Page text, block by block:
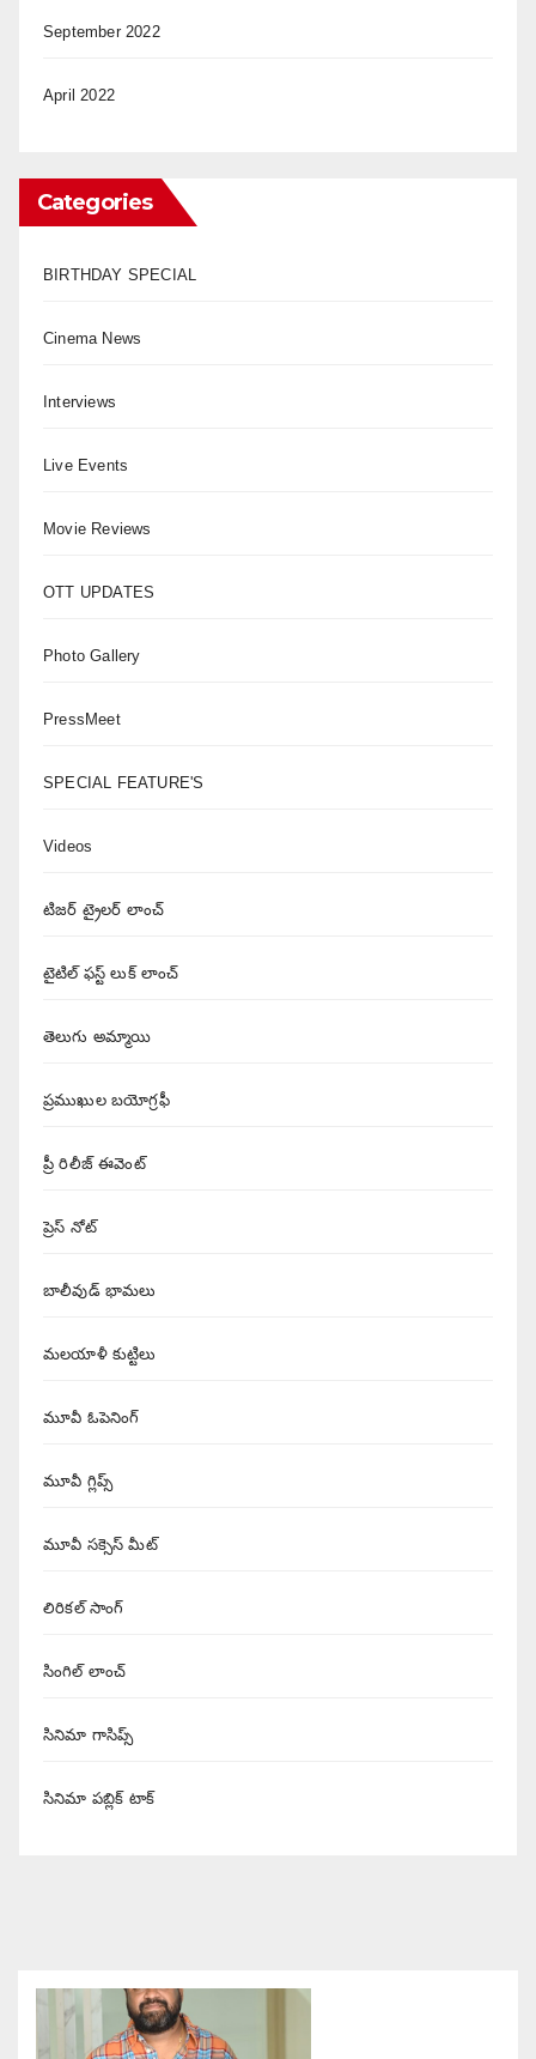
September 2022
April 2022
Categories
BIRTHDAY SPECIAL
Cinema News
Interviews
Live Events
Movie Reviews
OTT UPDATES
Photo Gallery
PressMeet
SPECIAL FEATURE'S
Videos
టిజర్ ట్రైలర్ లాంచ్
టైటిల్ ఫస్ట్ లుక్ లాంచ్
తెలుగు అమ్మాయి
ప్రముఖుల బయోగ్రఫీ
ప్రీ రిలీజ్ ఈవెంట్
ప్రెస్ నోట్
బాలీవుడ్ భామలు
మలయాళీ కుట్టిలు
మూవీ ఓపెనింగ్
మూవీ గ్లిప్స్
మూవీ సక్సెస్ మీట్
లిరికల్ సాంగ్
సింగిల్ లాంచ్
సినిమా గాసిప్స్
సినిమా పబ్లిక్ టాక్